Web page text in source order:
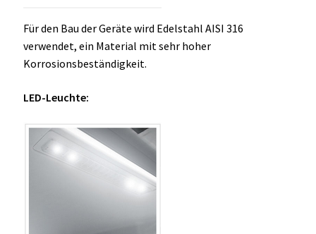
Für den Bau der Geräte wird Edelstahl AISI 316
verwendet, ein Material mit sehr hoher
Korrosionsbeständigkeit.
LED-Leuchte: